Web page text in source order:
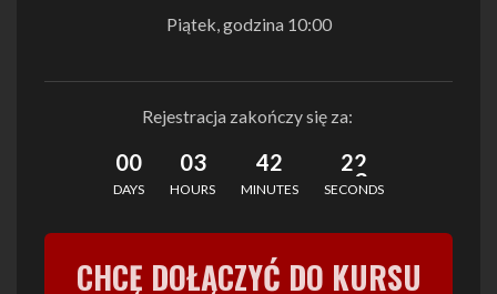
Piątek, godzina 10:00
Rejestracja zakończy się za:
00
DAYS
03
HOURS
42
MINUTES
22
3
SECONDS
CHCĘ DOŁĄCZYĆ DO KURSU